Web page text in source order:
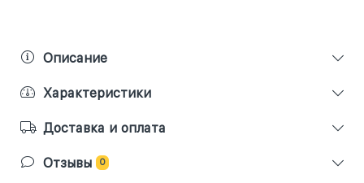
Описание
Характеристики
Доставка и оплата
Отзывы 0